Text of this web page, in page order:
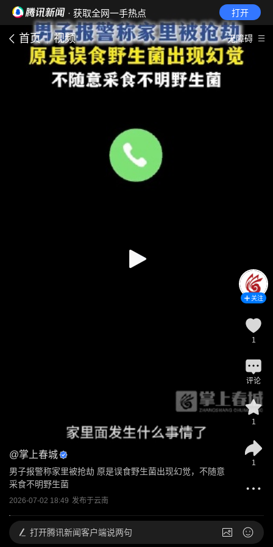
· 获取全网一手热点 打开
首页 视频 无障碍
@掌上春城
男子报警称家里被抢劫 原是误食野生菌出现幻觉，不随意
采食不明野生菌
2026-07-02 18:49 发布于云南
关注
1
评论
1
1
打开腾讯新闻客户端说两句